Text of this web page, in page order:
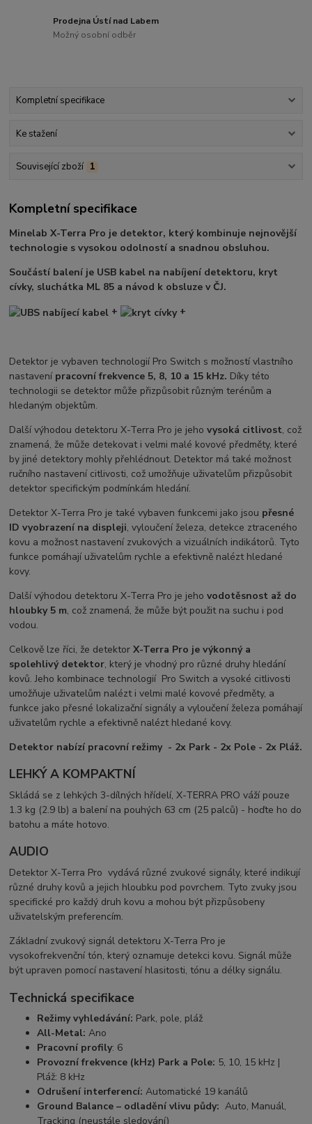
Prodejna Ústí nad Labem
Možný osobní odběr
Kompletní specifikace
Ke stažení
Související zboží 1
Kompletní specifikace
Minelab X-Terra Pro je detektor, který kombinuje nejnovější
technologie s vysokou odolností a snadnou obsluhou.
Součástí balení je USB kabel na nabíjení detektoru, kryt
cívky, sluchátka ML 85 a návod k obsluze v ČJ.
+
+
Detektor je vybaven technologií Pro Switch s možností vlastního
nastavení pracovní frekvence 5, 8, 10 a 15 kHz. Díky této
technologii se detektor může přizpůsobit různým terénům a
hledaným objektům.
Další výhodou detektoru X-Terra Pro je jehovysoká citlivost, což
znamená, že může detekovat i velmi malé kovové předměty, které
by jiné detektory mohly přehlédnout. Detektor má také možnost
ručního nastavení citlivosti, což umožňuje uživatelům přizpůsobit
detektor specifickým podmínkám hledání.
Detektor X-Terra Pro je také vybaven funkcemi jako jsou přesné
ID vyobrazení na displeji, vyloučení železa, detekce ztraceného
kovu a možnost nastavení zvukových a vizuálních indikátorů. Tyto
funkce pomáhají uživatelům rychle a efektivně nalézt hledané
kovy.
Další výhodou detektoru X-Terra Pro je jehovodotěsnost až do
hloubky 5 m, což znamená, že může být použit na suchu i pod
vodou.
Celkově lze říci, že detektorX-Terra Pro je výkonný a
spolehlivý detektor, který je vhodný pro různé druhy hledání
kovů. Jeho kombinace technologií Pro Switch a vysoké citlivosti
umožňuje uživatelům nalézt i velmi malé kovové předměty, a
funkce jako přesné lokalizační signály a vyloučení železa pomáhají
uživatelům rychle a efektivně nalézt hledané kovy.
Detektor nabízí pracovní režimy - 2x Park - 2x Pole - 2x Pláž.
LEHKÝ A KOMPAKTNÍ
Skládá se z lehkých 3-dílných hřídelí, X-TERRA PRO váží pouze
1.3 kg (2.9 lb) a balení na pouhých 63 cm (25 palců) - hoďte ho do
batohu a máte hotovo.
AUDIO
Detektor X-Terra Pro vydává různé zvukové signály, které indikují
různé druhy kovů a jejich hloubku pod povrchem. Tyto zvuky jsou
specifické pro každý druh kovu a mohou být přizpůsobeny
uživatelským preferencím.
Základní zvukový signál detektoru X-Terra Pro je
vysokofrekvenční tón, který oznamuje detekci kovu. Signál může
být upraven pomocí nastavení hlasitosti, tónu a délky signálu.
Technická specifikace
Režimy vyhledávání: Park, pole, pláž
All-Metal: Ano
Pracovní profily: 6
Provozní frekvence (kHz) Park a Pole: 5, 10, 15 kHz |
Pláž: 8 kHz
Odrušení interferencí: Automatické 19 kanálů
Ground Balance – odladění vlivu půdy: Auto, Manuál,
Tracking (neustále sledování)